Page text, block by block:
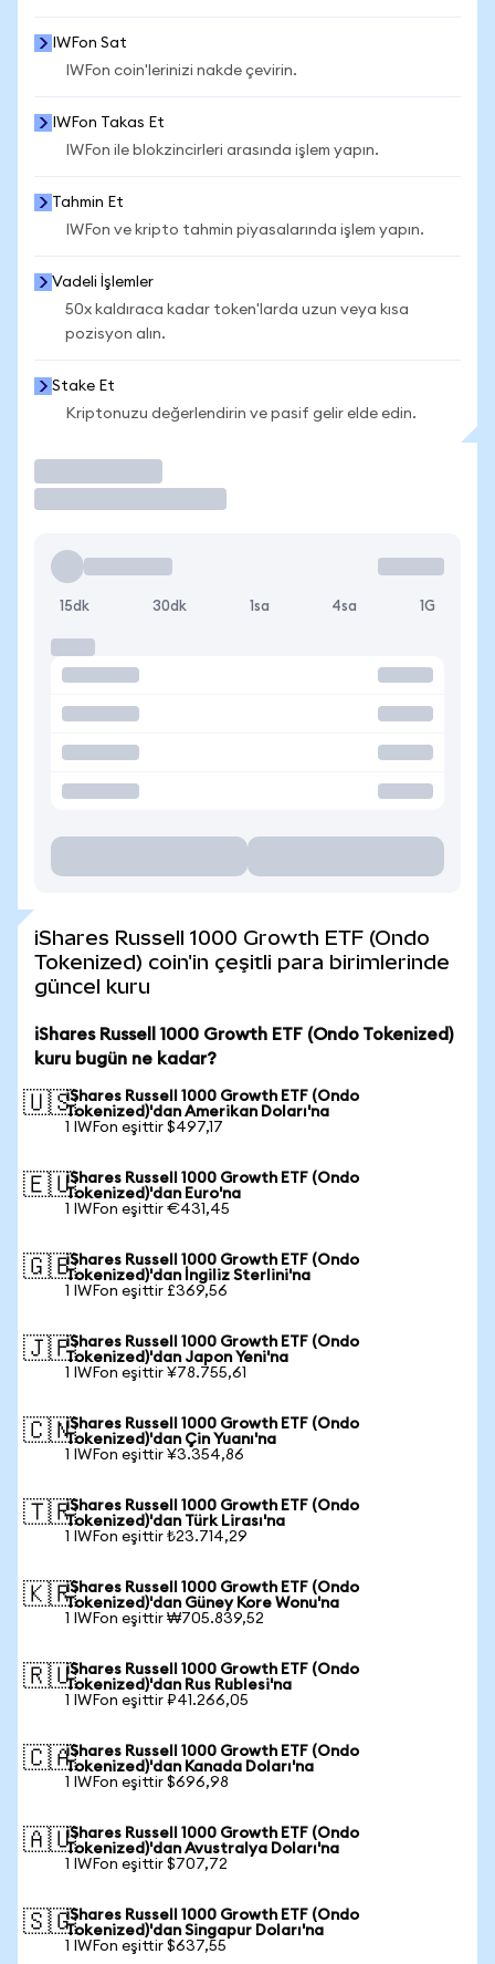
IWFon Sat
IWFon coin'lerinizi nakde çevirin.
IWFon Takas Et
IWFon ile blokzincirleri arasında işlem yapın.
Tahmin Et
IWFon ve kripto tahmin piyasalarında işlem yapın.
Vadeli İşlemler
50x kaldıraca kadar token'larda uzun veya kısa
pozisyon alın.
Stake Et
Kriptonuzu değerlendirin ve pasif gelir elde edin.
15dk 30dk 1sa 4sa 1G
iShares Russell 1000 Growth ETF (Ondo
Tokenized) coin'in çeşitli para birimlerinde
güncel kuru
iShares Russell 1000 Growth ETF (Ondo Tokenized)
kuru bugün ne kadar?
🇺🇸iShares Russell 1000 Growth ETF (Ondo
Tokenized)'dan Amerikan Doları'na
1 IWFon eşittir $497,17
🇪🇺iShares Russell 1000 Growth ETF (Ondo
Tokenized)'dan Euro'na
1 IWFon eşittir €431,45
🇬🇧iShares Russell 1000 Growth ETF (Ondo
Tokenized)'dan İngiliz Sterlini'na
1 IWFon eşittir £369,56
🇯🇵iShares Russell 1000 Growth ETF (Ondo
Tokenized)'dan Japon Yeni'na
1 IWFon eşittir ¥78.755,61
🇨🇳iShares Russell 1000 Growth ETF (Ondo
Tokenized)'dan Çin Yuanı'na
1 IWFon eşittir ¥3.354,86
🇹🇷iShares Russell 1000 Growth ETF (Ondo
Tokenized)'dan Türk Lirası'na
1 IWFon eşittir ₺23.714,29
🇰🇷iShares Russell 1000 Growth ETF (Ondo
Tokenized)'dan Güney Kore Wonu'na
1 IWFon eşittir ₩705.839,52
🇷🇺iShares Russell 1000 Growth ETF (Ondo
Tokenized)'dan Rus Rublesi'na
1 IWFon eşittir ₽41.266,05
🇨🇦iShares Russell 1000 Growth ETF (Ondo
Tokenized)'dan Kanada Doları'na
1 IWFon eşittir $696,98
🇦🇺iShares Russell 1000 Growth ETF (Ondo
Tokenized)'dan Avustralya Doları'na
1 IWFon eşittir $707,72
🇸🇬iShares Russell 1000 Growth ETF (Ondo
Tokenized)'dan Singapur Doları'na
1 IWFon eşittir $637,55